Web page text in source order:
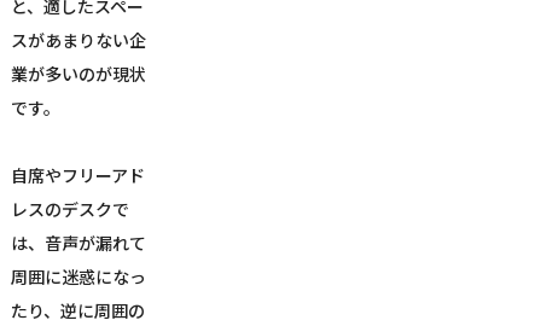
と、適したスペー
スがあまりない企
業が多いのが現状
です。
自席やフリーアド
レスのデスクで
は、音声が漏れて
周囲に迷惑になっ
たり、逆に周囲の